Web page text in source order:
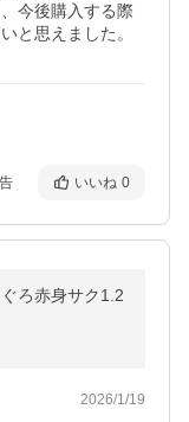
今後購入する際
と思えました。
いいね 0
ろ赤身サク1.2
2026/1/19